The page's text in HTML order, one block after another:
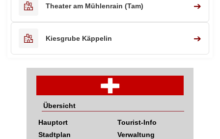
Theater am Mühlenrain (Tam) ➔
Kiesgrube Käppelin ➔
Übersicht
Hauptort
Stadtplan
Tourist-Info
Verwaltung